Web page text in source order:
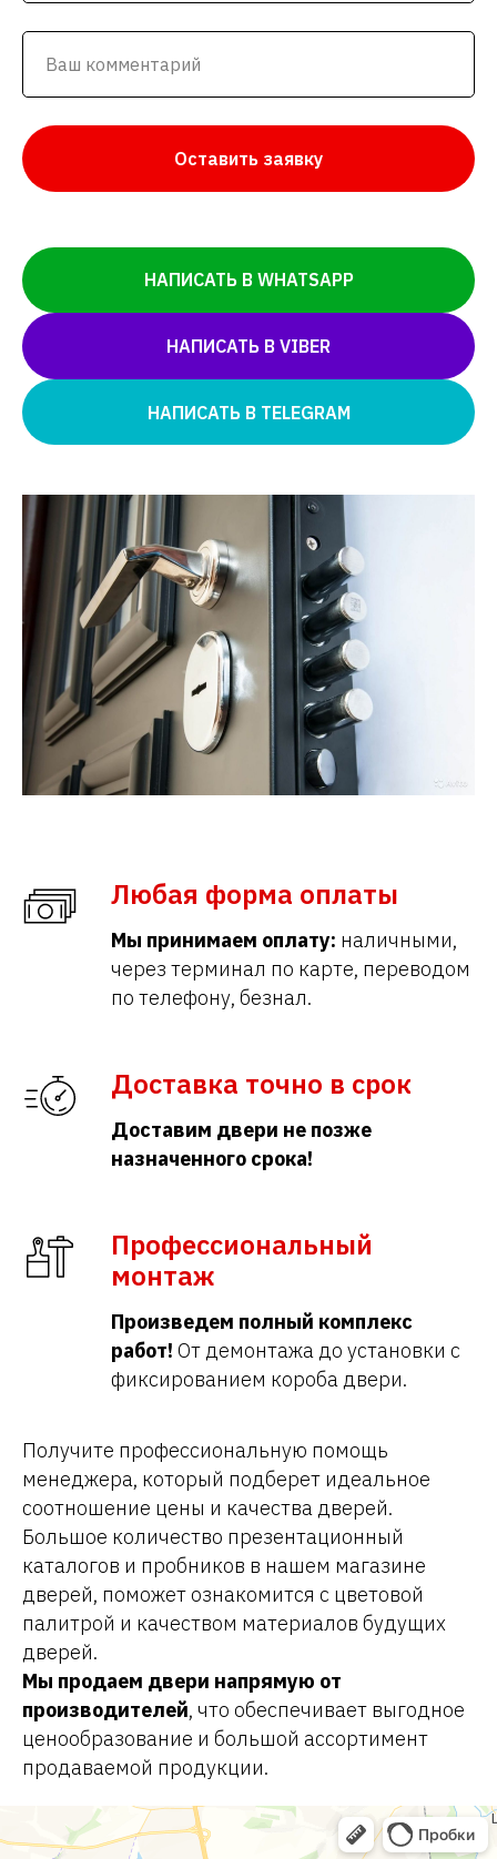
Оставить заявку
НАПИСАТЬ В WHATSAPP
НАПИСАТЬ В VIBER
НАПИСАТЬ В TELEGRAM
Любая форма оплаты
Мы принимаем оплату: наличными,
через терминал по карте, переводом
по телефону, безнал.
Доставка точно в срок
Доставим двери не позже
назначенного срока!
Профессиональный
монтаж
Произведем полный комплекс
работ! От демонтажа до установки с
фиксированием короба двери.
Получите профессиональную помощь
менеджера, который подберет идеальное
соотношение цены и качества дверей.
Большое количество презентационный
каталогов и пробников в нашем магазине
дверей, поможет ознакомится с цветовой
палитрой и качеством материалов будущих
дверей.
Мы продаем двери напрямую от
производителей, что обеспечивает выгодное
ценообразование и большой ассортимент
продаваемой продукции.